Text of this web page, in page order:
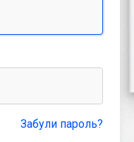
Забули пароль?